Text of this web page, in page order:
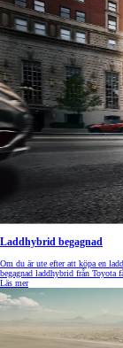
Laddhybrid begagnad
Om du är ute efter att köpa en
begagnad laddhybrid från Toyota
Läs mer